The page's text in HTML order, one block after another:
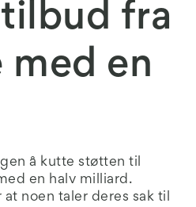
fra
med en
å kutte støtten til
en halv milliard.
noen taler deres sak til